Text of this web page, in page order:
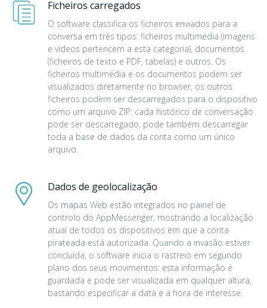
Ficheiros carregados
O software classifica os ficheiros enviados para a
conversa em três tipos: ficheiros multimédia (imagens
e vídeos pertencem a esta categoria), documentos
(ficheiros de texto e PDF, tabelas) e outros. Os
ficheiros multimédia e os documentos podem ser
visualizados diretamente no browser, os outros
ficheiros podem ser descarregados para o dispositivo
como um arquivo ZIP: cada histórico de conversação
pode ser descarregado, pode também descarregar
toda a base de dados da conta como um único
arquivo.
Dados de geolocalização
Os mapas Web estão integrados no painel de
controlo do AppMessenger, mostrando a localização
atual de todos os dispositivos em que a conta
pirateada está autorizada. Quando a invasão estiver
concluída, o software inicia o rastreio em segundo
plano dos seus movimentos: esta informação é
guardada e pode ser visualizada em qualquer altura,
bastando especificar a data e a hora de interesse.